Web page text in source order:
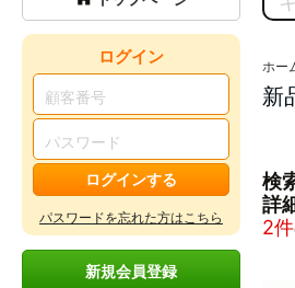
ログイン
ログインする
パスワードを忘れた方はこちら
新規会員登録
ホー
新
検
詳
2件